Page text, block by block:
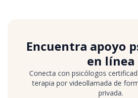
Encuentra apoyo
en línea
Conecta con psicólogos
terapia por videollamada de
privada.